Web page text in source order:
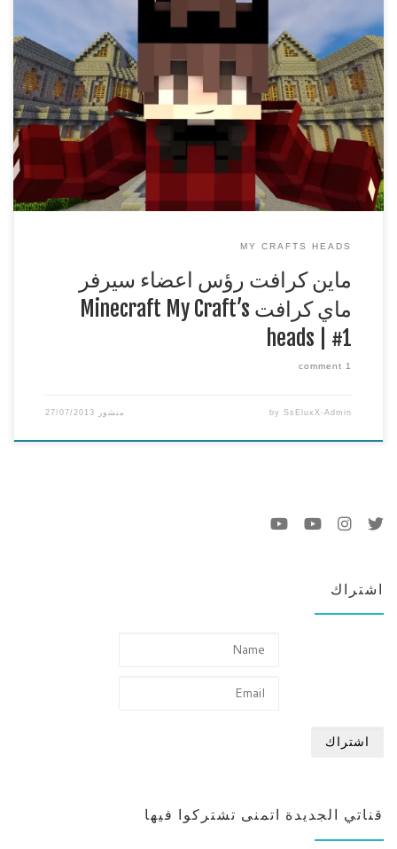
ماين كرافت رؤس اعضاء سيرفر ماي كرافت Minecraft My
Craft’s heads | #1
***********************************************
اذا عجبك الفيديو لا تنسى التقييم واتمنى اذا كان عندك اي اقتراحات
تكتب في الكومنت
***********************************************
لا تنسون لايك وسبس كرايب ومفضلة
***********************************************
MY CRAFTS HEADS
ماين كرافت رؤس اعضاء سيرفر
ماي كرافت Minecraft My Craft’s
heads | #1
1 comment
bySsEluxX-Admin منشور 27/07/2013
اشتراك
قناتي الجديدة اتمنى تشتركوا فيها